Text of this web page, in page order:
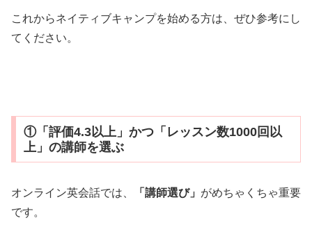
これからネイティブキャンプを始める方は、ぜひ参考にし
てください。
①「評価4.3以上」かつ「レッスン数1000回以
上」の講師を選ぶ
オンライン英会話では、 「講師選び」 がめちゃくちゃ重要
です。